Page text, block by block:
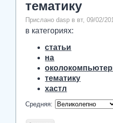
тематику
Прислано dasp в вт, 09/02/
в категориях:
cтатьи
на
тематику
хастл
Средняя: